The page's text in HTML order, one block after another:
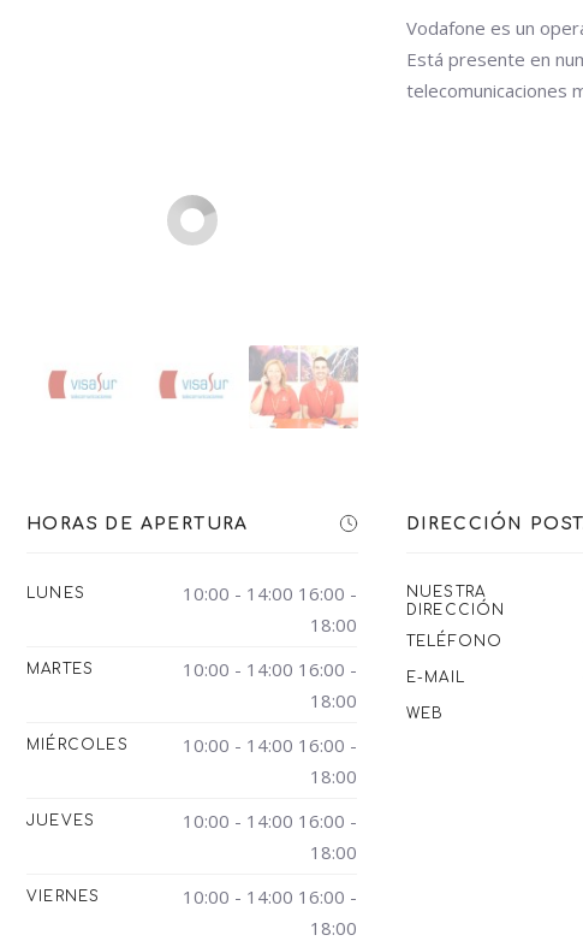
Vodafone es un
Está presente en
telecomunicaciones
HORAS DE APERTURA
LUNES
10:00 - 14:00 16:00 -
18:00
MARTES
10:00 - 14:00 16:00 -
18:00
MIÉRCOLES
10:00 - 14:00 16:00 -
18:00
JUEVES
10:00 - 14:00 16:00 -
18:00
VIERNES
10:00 - 14:00 16:00 -
18:00
DIRECCIÓN
NUESTRA
DIRECCIÓN
TELÉFONO
E-MAIL
WEB